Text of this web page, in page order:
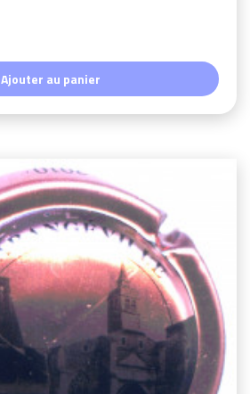
Ajouter au panier